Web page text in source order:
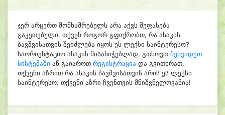
ჯერ არცერთ მომხამრებელს არა აქვს შეფასება
გაკეთებული. თქვენ როგორ გფიქრობთ, რა ასაკის
ბავშვისათვის შეიძლება იყოს ეს ლექსი საინტერესო?
საორიენტაციო ასაკის მისანიჭებლად, გთხოვთ შეხვიდეთ
სისტემაში ან გაიაროთ რეგისტრაცია და გვითხრათ,
თქვენი აზრით რა ასაკის ბავშვისათვის არის ეს ლექსი
საინტერესო. თქვენი აზრი ჩვენთვის მნიშვნელოვანია!